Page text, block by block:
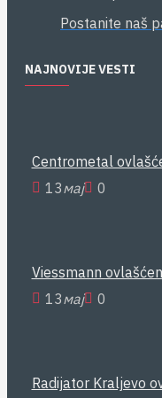
Postanite naš
NAJNOVIJE VESTI
Centrometal
13мај 0
Viessmann
13мај 0
Radijator Kraljevo